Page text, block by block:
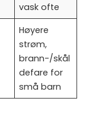
vask ofte
Høyere
strøm,
brann-/skål
defare for
små barn